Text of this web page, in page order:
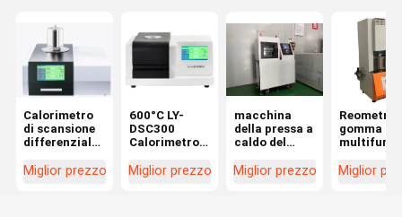
Calorimetro
di scansione
differenziale
Temperatura
Miglior prezzo
600°C LY-
DSC300
Calorimetro
differenziale
Miglior prezzo
macchina
della pressa a
caldo del
del piccolo
Miglior prezzo
Reometro
gomma
di
Miglior